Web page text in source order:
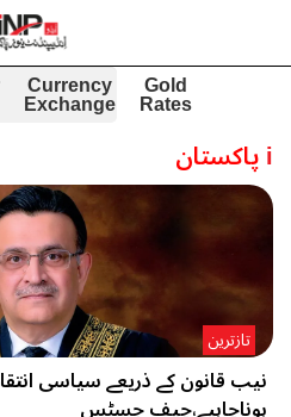
Gold
Rates
Currency
Exchange
iپاکستان
نیب قانون کے ذریعے سیاسی
تازترین